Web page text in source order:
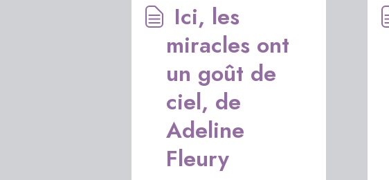
Ici, les
miracles ont
un goût de
ciel, de
Adeline
Fleury